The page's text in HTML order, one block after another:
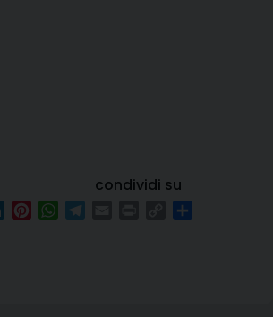
condividi su
LinkedInPinterestWhatsApp
Copy